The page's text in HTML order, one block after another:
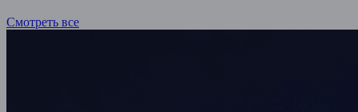
Смотреть все